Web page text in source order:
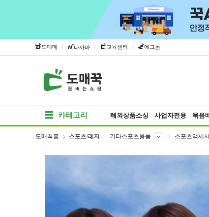
도매매 | 나까마 | 교육센터 | 에그돔
카테고리 해외상품소싱 사업자전용 묶음
도매꾹홈 스포츠/레저 기타스포츠용품 스포츠액세